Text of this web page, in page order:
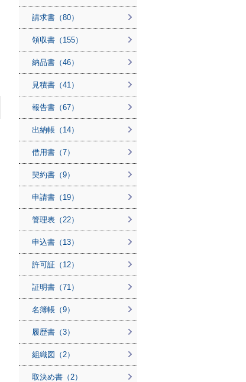
請求書（80）
領収書（155）
納品書（46）
見積書（41）
報告書（67）
出納帳（14）
借用書（7）
契約書（9）
申請書（19）
管理表（22）
申込書（13）
許可証（12）
証明書（71）
名簿帳（9）
履歴書（3）
組織図（2）
取決め書（2）